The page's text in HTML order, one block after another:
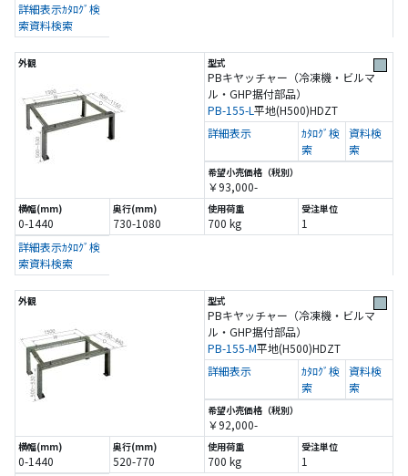
詳細表示ｶﾀﾛｸﾞ検
索資料検索
PBキヤッチャー（冷凍機・ビルマ
ル・GHP据付部品）
PB-155-L 平地(H500)HDZT
0-1440 730-1080 700 kg 1
￥93,000-
詳細表示
ｶﾀﾛｸﾞ検
索
資料検
索
詳細表示ｶﾀﾛｸﾞ検
索資料検索
PBキヤッチャー（冷凍機・ビルマ
ル・GHP据付部品）
PB-155-M平地(H500)HDZT
0-1440 520-770 700 kg 1
￥92,000-
詳細表示
ｶﾀﾛｸﾞ検
索
資料検
索